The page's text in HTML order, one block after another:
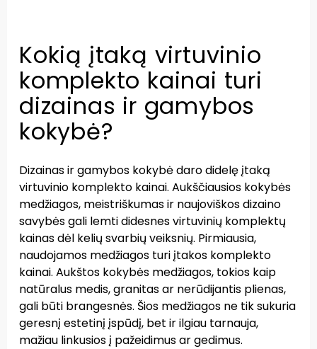
Kokią įtaką virtuvinio
komplekto kainai turi
dizainas ir gamybos
kokybė?
Dizainas ir gamybos kokybė daro didelę įtaką
virtuvinio komplekto kainai. Aukščiausios kokybės
medžiagos, meistriškumas ir naujoviškos dizaino
savybės gali lemti didesnes virtuvinių komplektų
kainas dėl kelių svarbių veiksnių. Pirmiausia,
naudojamos medžiagos turi įtakos komplekto
kainai. Aukštos kokybės medžiagos, tokios kaip
natūralus medis, granitas ar nerūdijantis plienas,
gali būti brangesnės. Šios medžiagos ne tik sukuria
geresnį estetinį įspūdį, bet ir ilgiau tarnauja,
mažiau linkusios į pažeidimus ar gedimus.